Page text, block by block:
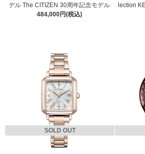
デル The CITIZEN 30周年記念モデル
484,000円(税込)
lection
SOLD OUT